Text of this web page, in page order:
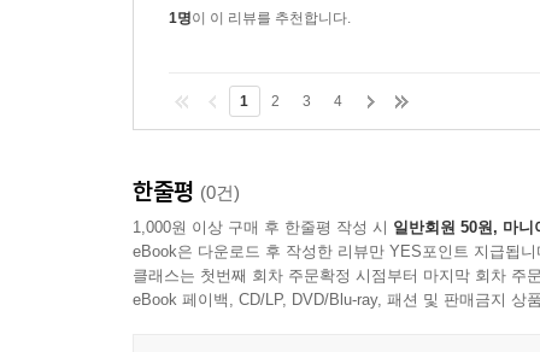
1명이 이 리뷰를 추천합니다.
1 2 3 4
한줄평 (0건)
1,000원 이상 구매 후 한줄평 작성 시 일반회원 50원, 마니
eBook은 다운로드 후 작성한 리뷰만 YES포인트 지급됩니
클래스는 첫번째 회차 주문확정 시점부터 마지막 회차 주
eBook 페이백, CD/LP, DVD/Blu-ray, 패션 및 판매금지 상